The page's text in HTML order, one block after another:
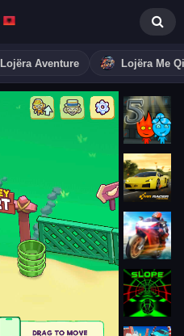
Lojëra Aventure Lojëra Me